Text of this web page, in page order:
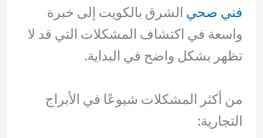
فني صحي الشرق بالكويت إلى خبرة
واسعة في اكتشاف المشكلات التي قد لا
تظهر بشكل واضح في البداية.
من أكثر المشكلات شيوعًا في الأبراج
التجارية: